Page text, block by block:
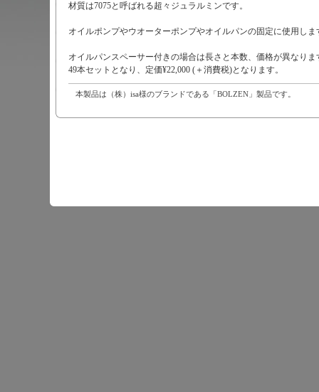
材質は7075と呼ばれる超々ジュラルミンです。
オイルポンプやウオーターポンプやオイルパンの固定に使用しま
オイルパンスペーサー付きの場合は長さと本数、価格が異なりま
49本セットとなり、定価¥22,000 (＋消費税)となります。
本製品は（株）isa様のブランドである「BOLZEN」製品です。